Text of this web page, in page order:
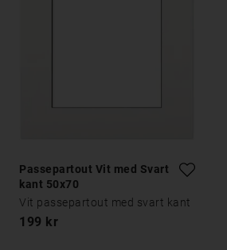
Passepartout Vit med Svart
kant 50x70
Vit passepartout med svart kant
199 kr